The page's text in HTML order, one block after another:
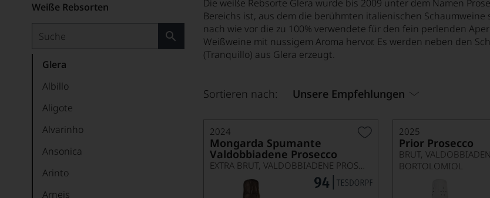
Weiße Rebsorten
Glera
Albillo
Aligote
Alvarinho
Ansonica
Arinto
Arneis
Die weiße Rebsorte Glera wurde bis 2009 unter dem Namen
Bereichs ist, aus dem die berühmten italienischen
nach wie vor die zu 100% verwendete für den fein perlenden
Weißweine mit nussigem Aroma hervor. Es werden neben den
(Tranquillo) aus Glera erzeugt.
Sortieren nach: Unsere Empfehlungen
2024
Mongarda Spumante
Valdobbiadene Prosecco
EXTRA BRUT, VALDOBBIADENE PROSECCO SUPERIORE DOCG
2025
Prior Prosecco
BORTOLOMIOL